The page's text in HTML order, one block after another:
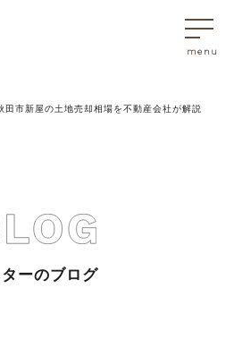
理由
田市新屋の土地売却相場を不動産会社が解説
ーのブログ